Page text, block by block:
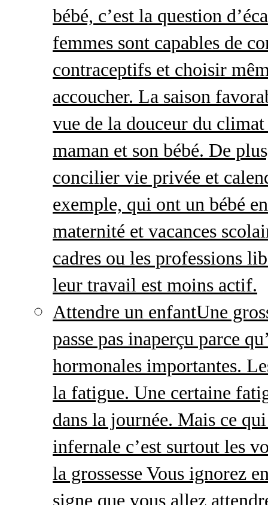
bébé, c’est la question
femmes sont capables de
contraceptifs et choisir
accoucher. La saison
vue de la douceur du
maman et son bébé. De
concilier vie privée et
exemple, qui ont un bébé
maternité et vacances
cadres ou les professions
leur travail est moins actif.
Attendre un enfantUne
passe pas inaperçu parce
hormonales importantes.
la fatigue. Une certaine
dans la journée. Mais ce
infernale c’est surtout les
la grossesse Vous ignorez
signe que vous allez